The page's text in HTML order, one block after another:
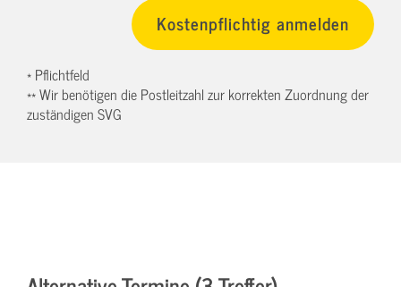
* Pflichtfeld
** Wir benötigen die Postleitzahl zur korrekten Zuordnung der
zuständigen SVG